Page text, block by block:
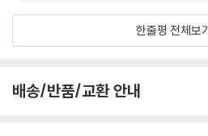
한줄평 전체보기
배송/반품/교환 안내